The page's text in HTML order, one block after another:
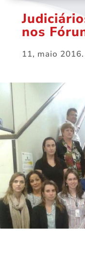
nos
11, maio 2016.